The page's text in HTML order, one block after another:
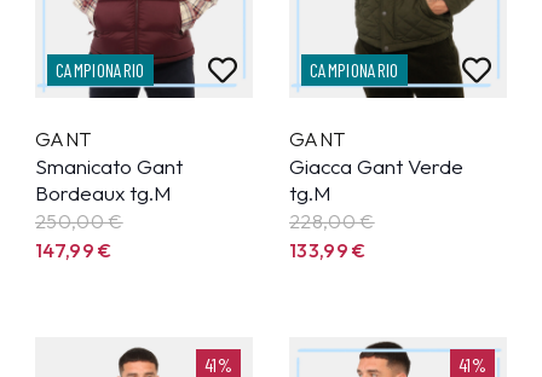
CAMPIONARIO
GANT
Smanicato Gant
Bordeaux tg.M
250,00 €
147,99€
CAMPIONARIO
GANT
Giacca Gant Verde
tg.M
228,00 €
133,99€
41% 41%